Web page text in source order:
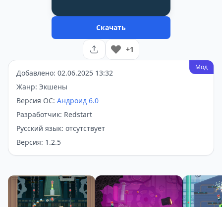
Скачать
+1
Мод
Добавлено: 02.06.2025 13:32
Жанр: Экшены
Версия ОС: Андроид 6.0
Разработчик: Redstart
Русский язык: отсутствует
Версия: 1.2.5